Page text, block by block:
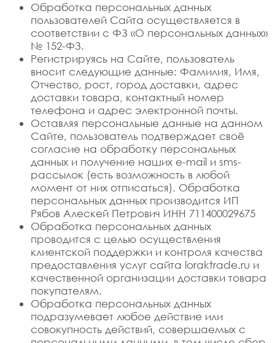
Обработка персональных данных
пользователей Сайта осуществляется в
соответствии с ФЗ «О персональных данных»
№ 152-ФЗ.
Регистрируясь на Сайте, пользователь
вносит следующие данные: Фамилия, Имя,
Отчество, рост, город доставки, адрес
доставки товара, контактный номер
телефона и адрес электронной почты.
Оставляя персональные данные на данном
Сайте, пользователь подтверждает своё
согласие на обработку персональных
данных и получение наших e-mail и sms-
рассылок (есть возможность в любой
момент от них отписаться). Обработка
персональных данных производится ИП
Рябов Алескей Петрович ИНН 711400029675
Обработка персональных данных
проводится с целью осуществления
клиентской поддержки и контроля качества
предоставления услуг сайта loraktrade.ru и
качественной организации доставки товара
покупателям.
Обработка персональных данных
подразумевает любое действие или
совокупность действий, совершаемых с